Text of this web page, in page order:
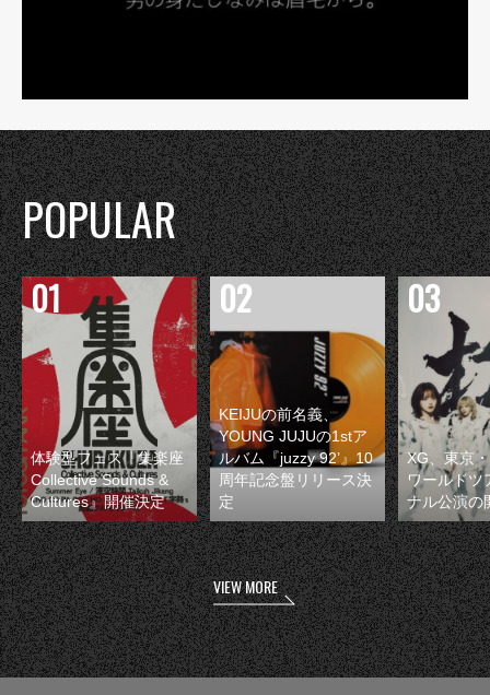
POPULAR
体験型フェス『集楽座
Collective Sounds &
Cultures』開催決定
KEIJUの前名義、
YOUNG JUJUの1stア
ルバム『juzzy 92’』10
周年記念盤リリース決
定
XG、東京
ワールドツ
ナル公演の
VIEW MORE